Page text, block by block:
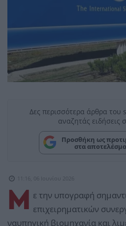
Δες περισσότερα άρθρα του
αναζητάς ειδήσεις
Προσθήκη ως
στα
11:16, 06 Ιουνίου 2026
Μ
ε την υπογραφή
επιχειρηματικών
ναυπηγική βιομηχανία και